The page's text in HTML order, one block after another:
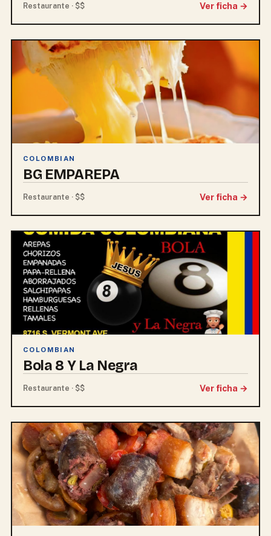
Restaurante · $$ Ver ficha →
COLOMBIAN
BG EMPAREPA
Restaurante · $$ Ver ficha →
COLOMBIAN
Bola 8 Y La Negra
Restaurante · $$ Ver ficha →